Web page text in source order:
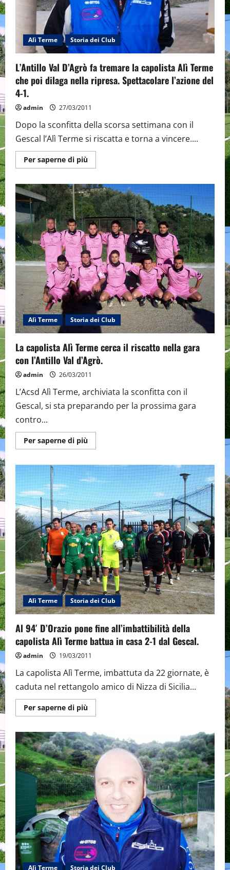
Alì Terme Storia dei Club
L’Antillo Val D’Agrò fa tremare la capolista Alì Terme
che poi dilaga nella ripresa. Spettacolare l’azione del
4-1.
admin 27/03/2011
Dopo la sconfitta della scorsa settimana con il
Gescal l’Alì Terme si riscatta e torna a vincere....
Per saperne di piùMaggiori
informazioni
Val
D’Agrò
fa
tremare
la
capolista
Alì
Terme
che
poi
dilaga
nella
ripresa.
Spettacolare
l’azione
del
4-
Alì Terme Storia dei Club
La capolista Alì Terme cerca il riscatto nella gara
con l’Antillo Val d’Agrò.
admin 26/03/2011
L’Acsd Alì Terme, archiviata la sconfitta con il
Gescal, si sta preparando per la prossima gara
contro...
Per saperne di piùMaggiori
informazioni
capolista
Alì
Terme
cerca
il
riscatto
nella
gara
con
l’Antillo
Val
d’Agrò.
Alì Terme Storia dei Club
Al 94′ D’Orazio pone fine all’imbattibilità della
capolista Alì Terme battua in casa 2-1 dal Gescal.
admin 19/03/2011
La capolista Alì Terme, imbattuta da 22 giornate, è
caduta nel rettangolo amico di Nizza di Sicilia...
Per saperne di piùMaggiori
informazioni
94′
D’Orazio
pone
fine
all’imbattibilità
della
capolista
Alì
Terme
battua
in
casa
2-
1
Gescal.
Alì Terme Storia dei Club